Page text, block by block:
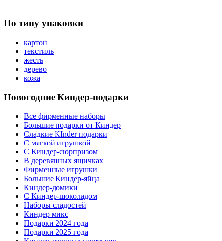
По типу упаковки
картон
текстиль
жесть
дерево
кожа
Новогодние Киндер-подарки
Все фирменные наборы
Большие подарки от Киндер
Сладкие KInder подарки
С мягкой игрушкой
С Киндер-сюрпризом
В деревянных ящичках
Фирменные игрушки
Большие Киндер-яйца
Киндер-домики
С Киндер-шоколадом
Наборы сладостей
Киндер микс
Подарки 2024 года
Подарки 2025 года